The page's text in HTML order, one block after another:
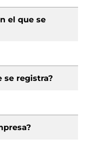
el que se
se registra?